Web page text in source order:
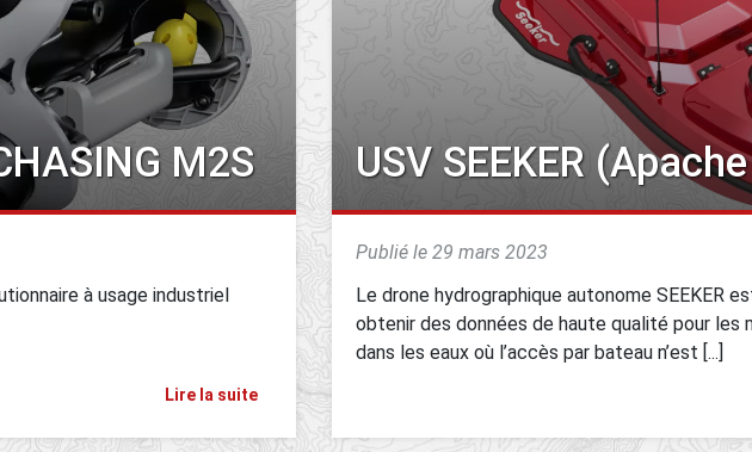
M2S
à usage industriel
Lire la suite
USV SEEKER
Publié le 29 mars 2023
Le drone hydrographique autonome SEEKER
obtenir des données de haute qualité pour
dans les eaux où l’accès par bateau n’est [...]